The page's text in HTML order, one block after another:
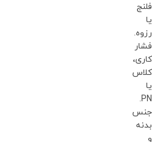
فلنج
یا
رزوه.
فشار
کاری،
کلاس
یا
PN.
جنس
بدنه
و